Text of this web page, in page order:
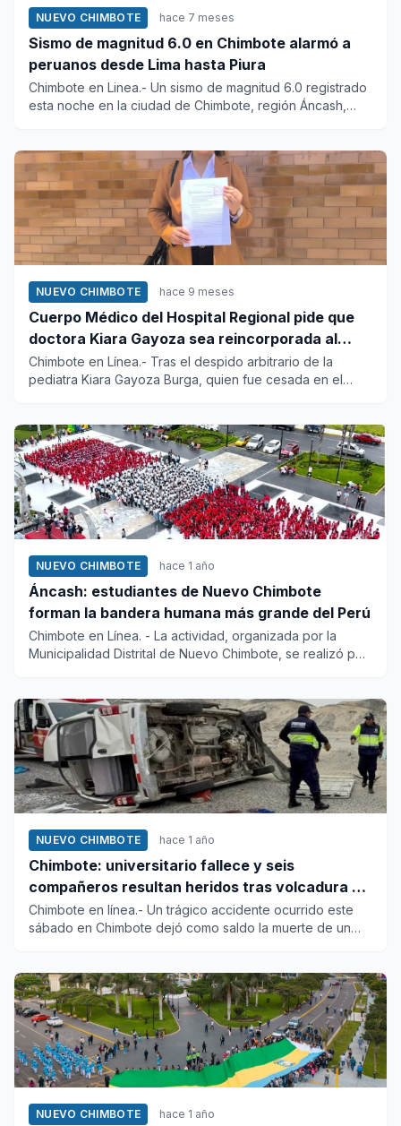
NUEVO CHIMBOTE hace 7 meses
Sismo de magnitud 6.0 en Chimbote alarmó a
peruanos desde Lima hasta Piura
Chimbote en Linea.- Un sismo de magnitud 6.0 registrado
esta noche en la ciudad de Chimbote, región Áncash,
NUEVO CHIMBOTE hace 9 meses
Cuerpo Médico del Hospital Regional pide que
doctora Kiara Gayoza sea reincorporada al
servicio de Pediatría
Chimbote en Línea.- Tras el despido arbitrario de la
pediatra Kiara Gayoza Burga, quien fue cesada en el
NUEVO CHIMBOTE hace 1 año
Áncash: estudiantes de Nuevo Chimbote
forman la bandera humana más grande del Perú
Chimbote en Línea. - La actividad, organizada por la
Municipalidad Distrital de Nuevo Chimbote, se realizó por
NUEVO CHIMBOTE hace 1 año
Chimbote: universitario fallece y seis
compañeros resultan heridos tras volcadura de
miniván
Chimbote en línea.- Un trágico accidente ocurrido este
sábado en Chimbote dejó como saldo la muerte de un
NUEVO CHIMBOTE hace 1 año